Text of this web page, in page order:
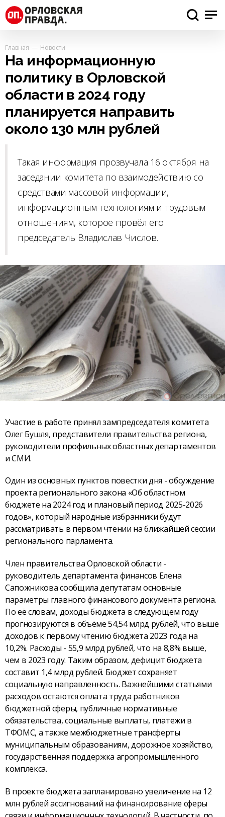
Главная Новости
На информационную
политику в Орловской
области в 2024 году
планируется направить
около 130 млн рублей
Такая информация прозвучала 16 октября на
заседании комитета по взаимодействию со
средствами массовой информации,
информационным технологиям и трудовым
отношениям, которое провёл его
председатель Владислав Числов.
Участие в работе принял зампредседателя комитета
Олег Бушля, представители правительства региона,
руководители профильных областных департаментов
и СМИ.
Один из основных пунктов повестки дня - обсуждение
проекта регионального закона «Об областном
бюджете на 2024 год и плановый период 2025-2026
годов», который народные избранники будут
рассматривать в первом чтении на ближайшей сессии
регионального парламента.
Член правительства Орловской области -
руководитель департамента финансов Елена
Сапожникова сообщила депутатам основные
параметры главного финансового документа региона.
По её словам, доходы бюджета в следующем году
прогнозируются в объёме 54,54 млрд рублей, что выше
доходов к первому чтению бюджета 2023 года на
10,2%. Расходы - 55,9 млрд рублей, что на 8,8% выше,
чем в 2023 году. Таким образом, дефицит бюджета
составит 1,4 млрд рублей. Бюджет сохраняет
социальную направленность. Важнейшими статьями
расходов остаются оплата труда работников
бюджетной сферы, публичные нормативные
обязательства, социальные выплаты, платежи в
ТФОМС, а также межбюджетные трансферты
муниципальным образованиям, дорожное хозяйство,
государственная поддержка агропромышленного
комплекса.
В проекте бюджета запланировано увеличение на 12
млн рублей ассигнований на финансирование сферы